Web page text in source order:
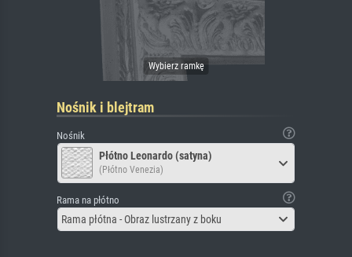
Nośnik i blejtram
Nośnik
Płótno Leonardo (satyna)
(Płótno Venezia)
Rama na płótno
Rama płótna - Obraz lustrzany z boku